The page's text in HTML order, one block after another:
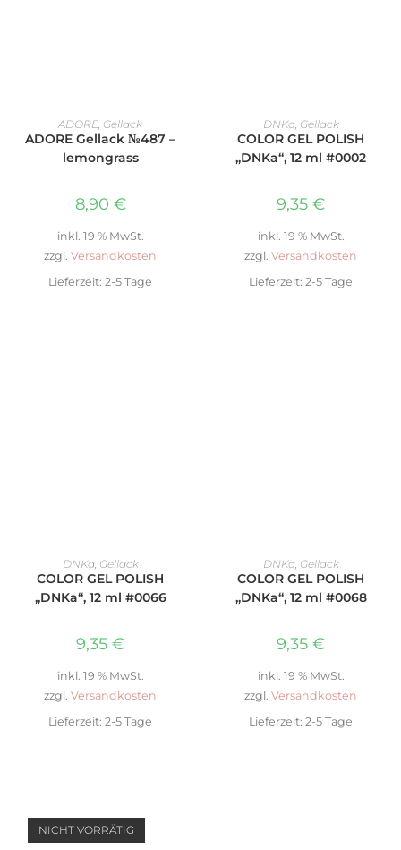
WEITERLESEN
ADORE Gellack
ADORE Gellack №487 –
lemongrass
8,90 €
inkl. 19 % MwSt.
zzgl. Versandkosten
Lieferzeit: 2-5 Tage
WEITERLESEN
DNKa, Gellack
COLOR GEL POLISH
„DNKa“, 12 ml #0002
9,35 €
inkl. 19 % MwSt.
zzgl. Versandkosten
Lieferzeit: 2-5 Tage
IN DEN WARENKORB
DNKa, Gellack
COLOR GEL POLISH
„DNKa“, 12 ml #0066
9,35 €
inkl. 19 % MwSt.
zzgl. Versandkosten
Lieferzeit: 2-5 Tage
IN DEN WARENKORB
DNKa, Gellack
COLOR GEL POLISH
„DNKa“, 12 ml #0068
9,35 €
inkl. 19 % MwSt.
zzgl. Versandkosten
Lieferzeit: 2-5 Tage
NICHT VORRÄTIG